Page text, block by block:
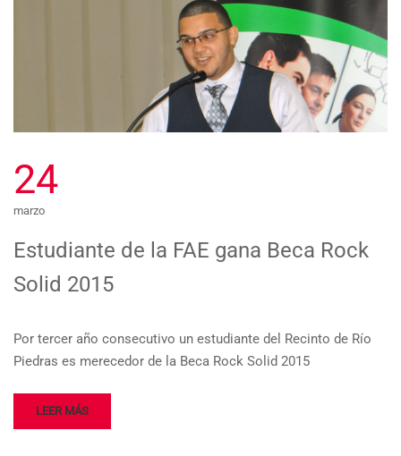
24
marzo
Estudiante de la FAE gana Beca Rock
Solid 2015
Por tercer año consecutivo un estudiante del Recinto de Río
Piedras es merecedor de la Beca Rock Solid 2015
LEER MÁS